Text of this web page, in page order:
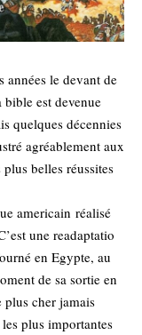
années le devant de
est devenue
quelques décennies
agréablement aux
belles réussites
americain réalisé
une readaptatio
en Egypte, au
de sa sortie en
cher jamais
plus importantes